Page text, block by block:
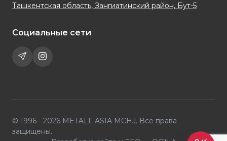
Ташкентская область, Зангиатинский район, Бут-5
Социальные сети
© 1996 - 2026 METALL ASIA MCHJ. Все права
защищены..